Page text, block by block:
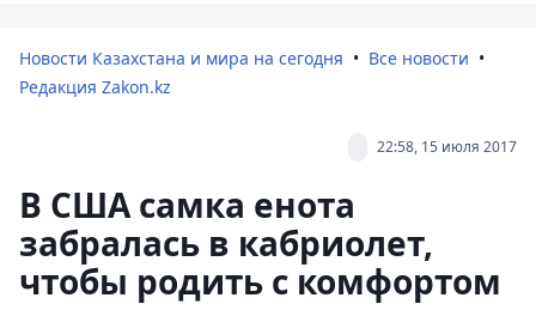
Новости Казахстана и мира на сегодня
Все новости
Редакция Zakon.kz
22:58, 15 июля 2017
В США самка енота
забралась в кабриолет,
чтобы родить с комфортом